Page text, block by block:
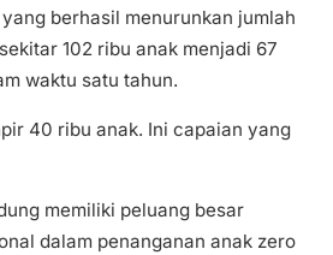
berhasil menurunkan jumlah
102 ribu anak menjadi 67
waktu satu tahun.
40 ribu anak. Ini capaian yang
memiliki peluang besar
dalam penanganan anak zero